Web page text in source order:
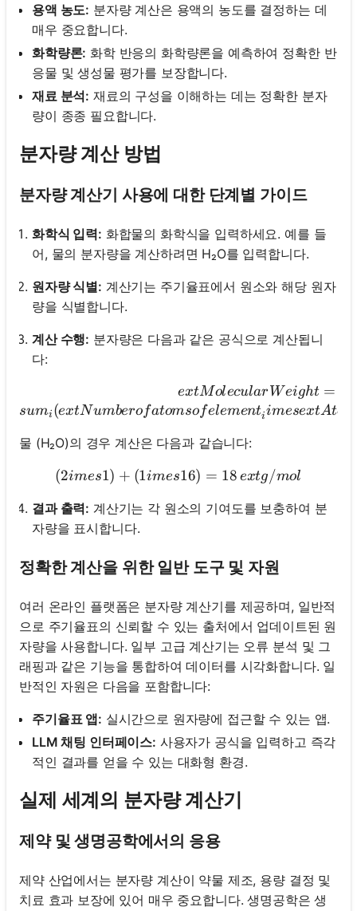
용액 농도: 분자량 계산은 용액의 농도를 결정하는 데
매우 중요합니다.
화학량론: 화학 반응의 화학량론을 예측하여 정확한 반
응물 및 생성물 평가를 보장합니다.
재료 분석: 재료의 구성을 이해하는 데는 정확한 분자
량이 종종 필요합니다.
분자량 계산 방법
분자량 계산기 사용에 대한 단계별 가이드
화학식 입력: 화합물의 화학식을 입력하세요. 예를 들
어, 물의 분자량을 계산하려면 H₂O를 입력합니다.
원자량 식별: 계산기는 주기율표에서 원소와 해당 원자
량을 식별합니다.
계산 수행: 분자량은 다음과 같은 공식으로 계산됩니
다:
ext{Molecular
extMolecular Weight =
sumi (extNumberofatomsofelementiimesextAto
물 (H₂O)의 경우 계산은 다음과 같습니다:
(2 imes 1) + (1 imes 16)
(2imes1) + (1imes16) = 18 extg/mol
결과 출력: 계산기는 각 원소의 기여도를 보충하여 분
자량을 표시합니다.
정확한 계산을 위한 일반 도구 및 자원
여러 온라인 플랫폼은 분자량 계산기를 제공하며, 일반적
으로 주기율표의 신뢰할 수 있는 출처에서 업데이트된 원
자량을 사용합니다. 일부 고급 계산기는 오류 분석 및 그
래핑과 같은 기능을 통합하여 데이터를 시각화합니다. 일
반적인 자원은 다음을 포함합니다:
주기율표 앱: 실시간으로 원자량에 접근할 수 있는 앱.
LLM 채팅 인터페이스: 사용자가 공식을 입력하고 즉각
적인 결과를 얻을 수 있는 대화형 환경.
실제 세계의 분자량 계산기
제약 및 생명공학에서의 응용
제약 산업에서는 분자량 계산이 약물 제조, 용량 결정 및
치료 효과 보장에 있어 매우 중요합니다. 생명공학은 생